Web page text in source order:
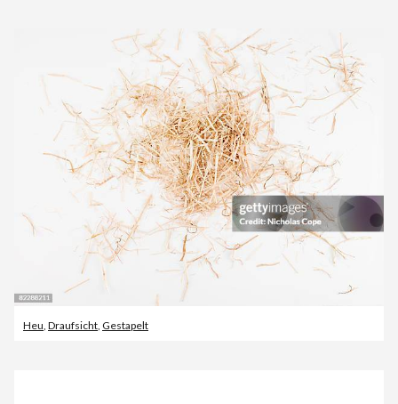
Heu Draufsicht Gestapelt